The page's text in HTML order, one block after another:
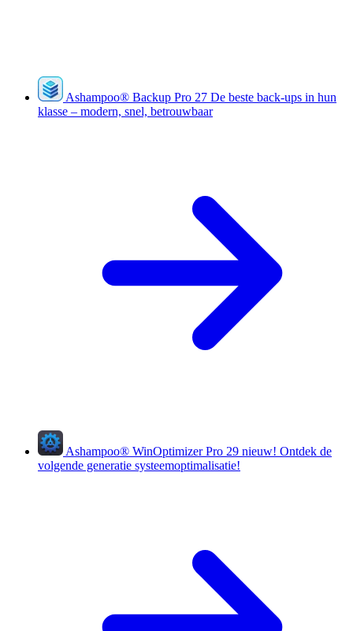
Ashampoo® Backup Pro 27 De beste back-ups in hun
klasse – modern, snel, betrouwbaar
Ashampoo® WinOptimizer Pro 29 nieuw! Ontdek de
volgende generatie systeemoptimalisatie!